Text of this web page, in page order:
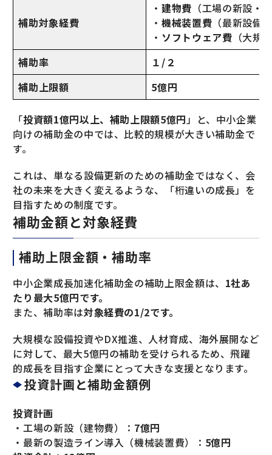
補助対象経費
・建物費 （工場の新設・
・機械装置費 （最新設備
・ ソフトウェア費 （大規
補助率
１/２
補助上限額
5億円
「投資額1億円以上、補助上限額5億円 」と、中小企業
向けの補助金の中では、比較的規模が大きい補助金で
す。
これは、単なる設備更新のための補助金ではなく、会
社の未来を大きく変えるような、「桁違いの成長」を
目指すための制度です。
補助金額と対象経費
補助上限金額・補助率
中小企業成長加速化補助金の補助上限金額は、 1社あ
たり最大5億円です。
また、補助率は対象経費の1/2です。
大規模な設備投資やDX推進、人材育成、海外展開など
に対して、最大5億円の補助を受けられるため、飛躍
的成長を目指す企業にとって大きな支援となります。
投資計画と補助金額例
投資計画
・工場の新設（建物費）： 7億円
・最新の製造ライン導入（機械装置費）： 5億円